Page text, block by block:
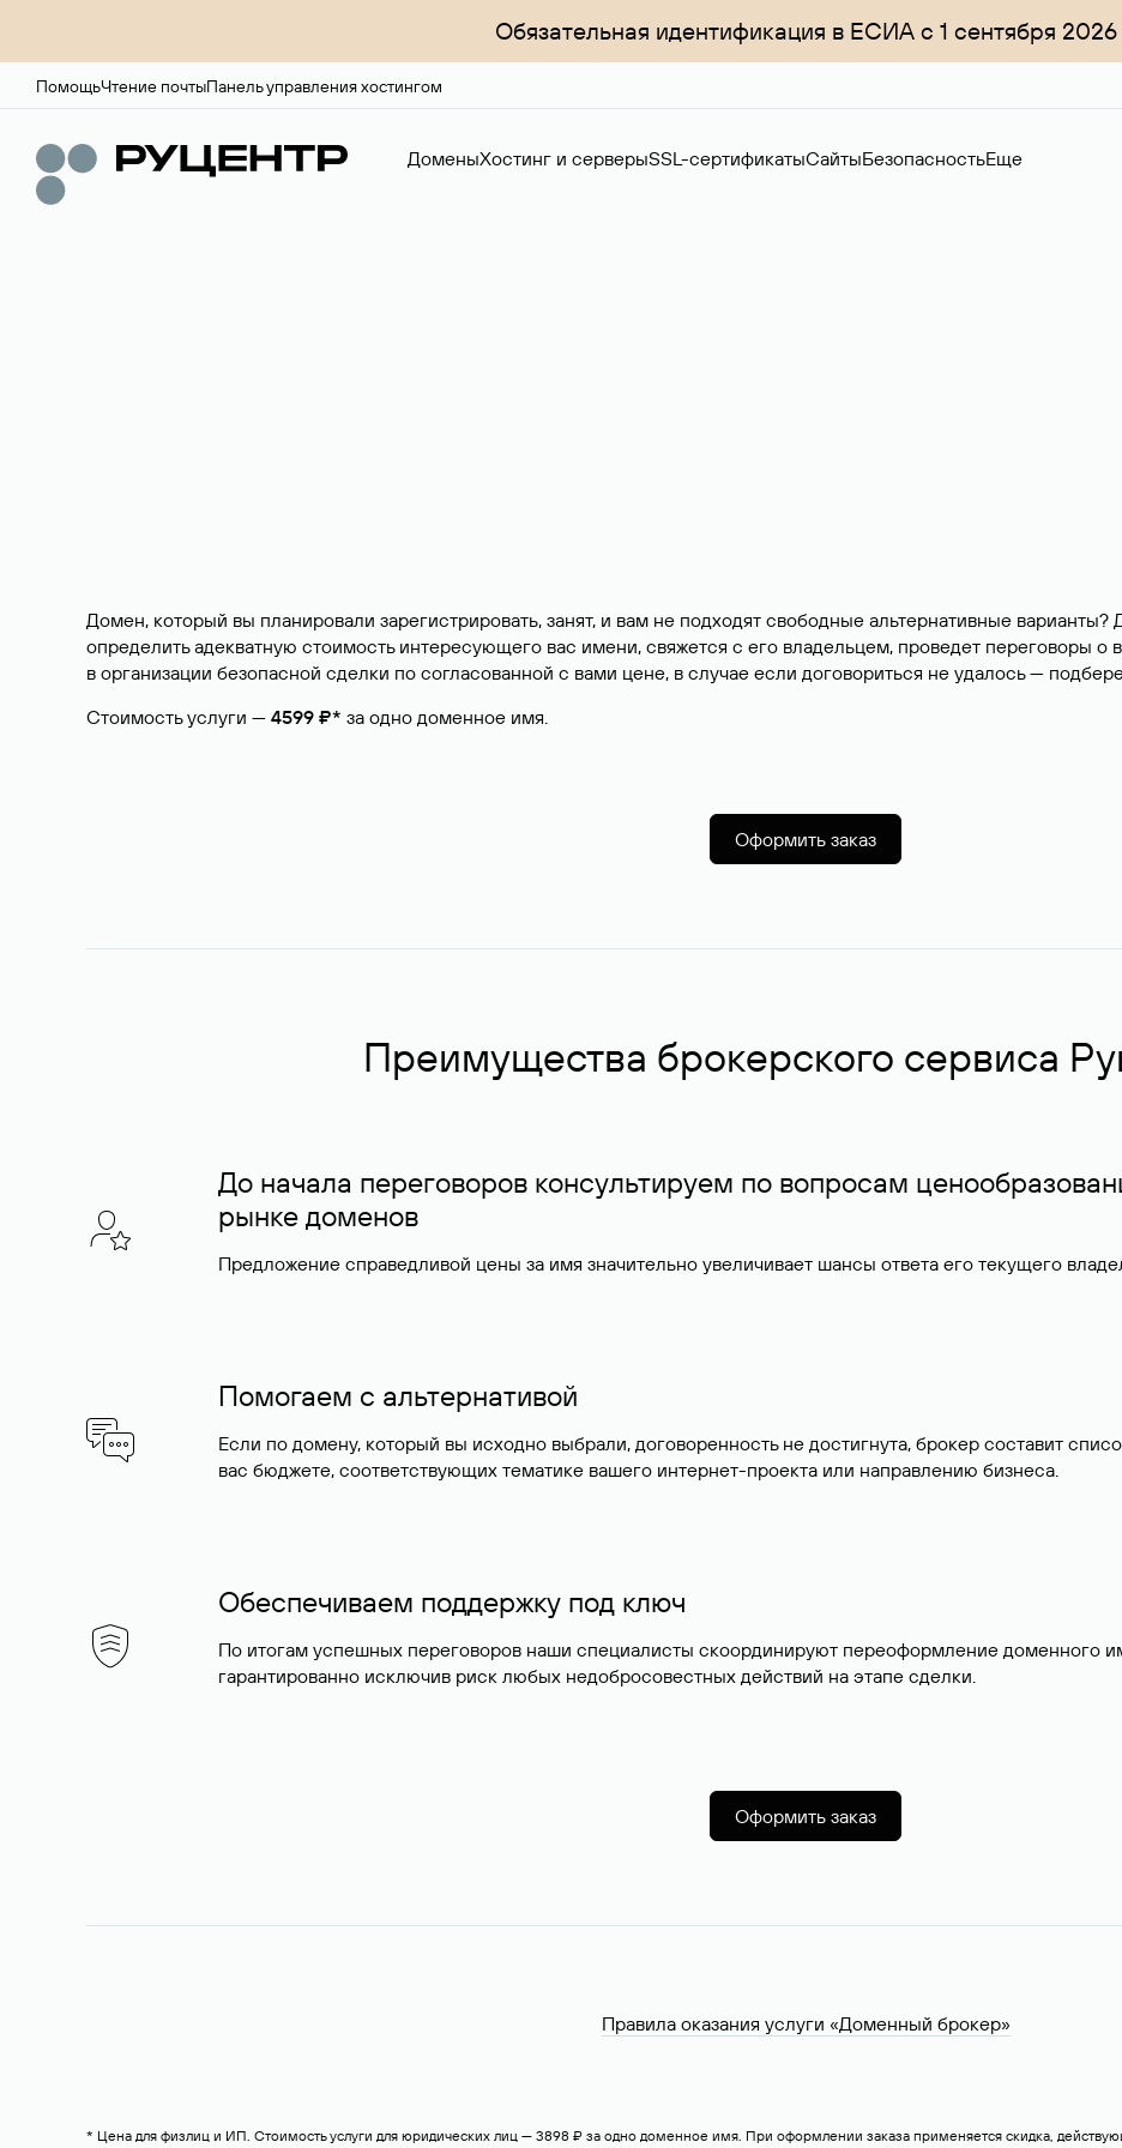
Обязательная идентификация в ЕСИА с 1 сентября 2026
ПомощьЧтение почтыПанель управления хостингом
ДоменыХостинг и серверыSSL-сертификатыСайтыБезопасностьЕще
Домен, который вы планировали зарегистрировать, занят, и вам не подходят свободные альтернативные
определить адекватную стоимость интересующего вас имени, свяжется с его владельцем, проведет переговоры о
в организации безопасной сделки по согласованной с вами цене, в случае если договориться не удалось —
Стоимость услуги — 4599 ₽* за одно доменное имя.
Оформить заказ
Преимущества брокерского сервиса
До начала переговоров консультируем по вопросам
рынке доменов
Предложение справедливой цены за имя значительно увеличивает шансы ответа его текущего
Помогаем с альтернативой
Если по домену, который вы исходно выбрали, договоренность не достигнута, брокер составит
вас бюджете, соответствующих тематике вашего интернет-проекта или направлению бизнеса.
Обеспечиваем поддержку под ключ
По итогам успешных переговоров наши специалисты скоординируют переоформление доменного
гарантированно исключив риск любых недобросовестных действий на этапе сделки.
Оформить заказ
Правила оказания услуги «Доменный брокер»
* Цена для физлиц и ИП. Стоимость услуги для юридических лиц — 3898 ₽ за одно доменное имя. При оформлении заказа применяется скидка,